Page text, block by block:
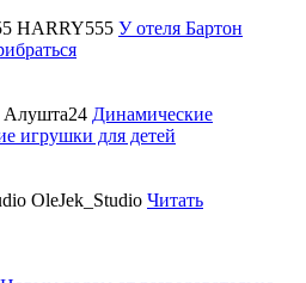
HARRY555 У отеля Бартон
Алушта24 Динамические
игрушки для детей
OleJek_Studio Читать